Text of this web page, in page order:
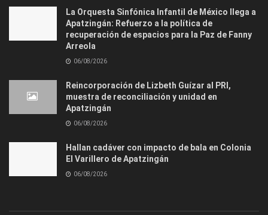
La Orquesta Sinfónica Infantil de México llega a
Apatzingán: Refuerzo a la política de
recuperación de espacios para la Paz de Fanny
Arreola
06/08/2026
Reincorporación de Lizbeth Guízar al PRI,
muestra de reconciliación y unidad en
Apatzingán
06/08/2026
Hallan cadáver con impacto de bala en Colonia
El Varillero de Apatzingán
06/08/2026